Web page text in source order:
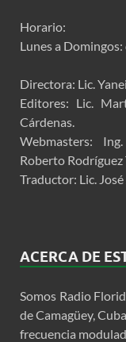
Horario:
Lunes a Domingos:
Directora: Lic.
Editores: Lic.
Cárdenas.
Webmasters:
Roberto Rodríguez
Traductor: Lic.
ACERCA DE
Somos Radio
de Camagüey,
frecuencia